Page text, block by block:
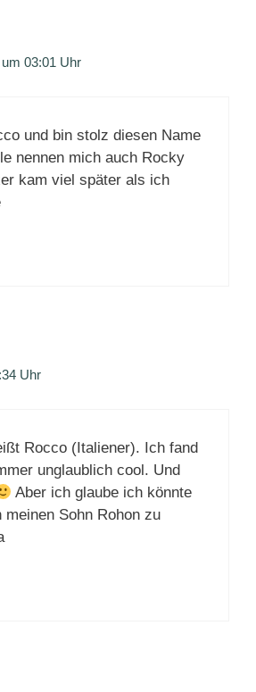
03:01 Uhr
und bin stolz diesen Name
nennen mich auch Rocky
kam viel später als ich
Uhr
Rocco (Italiener). Ich fand
unglaublich cool. Und
Aber ich glaube ich könnte
Sohn Rohon zu